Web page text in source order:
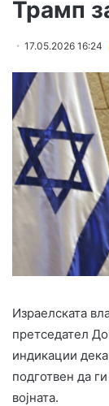
Трамп
17.05.2026 16:24
Израелската
претседател
индикации
подготвен да
војната.